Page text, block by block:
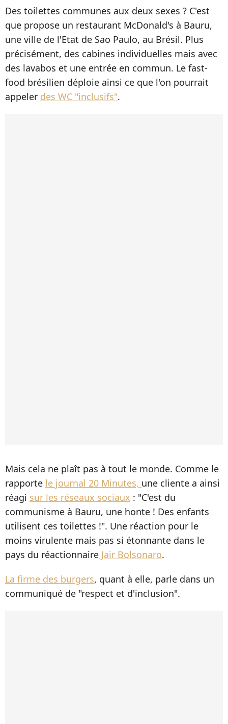
Des toilettes communes aux deux sexes ? C'est
que propose un restaurant McDonald's à Bauru,
une ville de l'Etat de Sao Paulo, au Brésil. Plus
précisément, des cabines individuelles mais avec
des lavabos et une entrée en commun. Le fast-
food brésilien déploie ainsi ce que l'on pourrait
appeler des WC "inclusifs".
Mais cela ne plaît pas à tout le monde. Comme le
rapporte le journal 20 Minutes, une cliente a ainsi
réagi sur les réseaux sociaux : "C'est du
communisme à Bauru, une honte ! Des enfants
utilisent ces toilettes !". Une réaction pour le
moins virulente mais pas si étonnante dans le
pays du réactionnaire Jair Bolsonaro.
La firme des burgers, quant à elle, parle dans un
communiqué de "respect et d'inclusion".